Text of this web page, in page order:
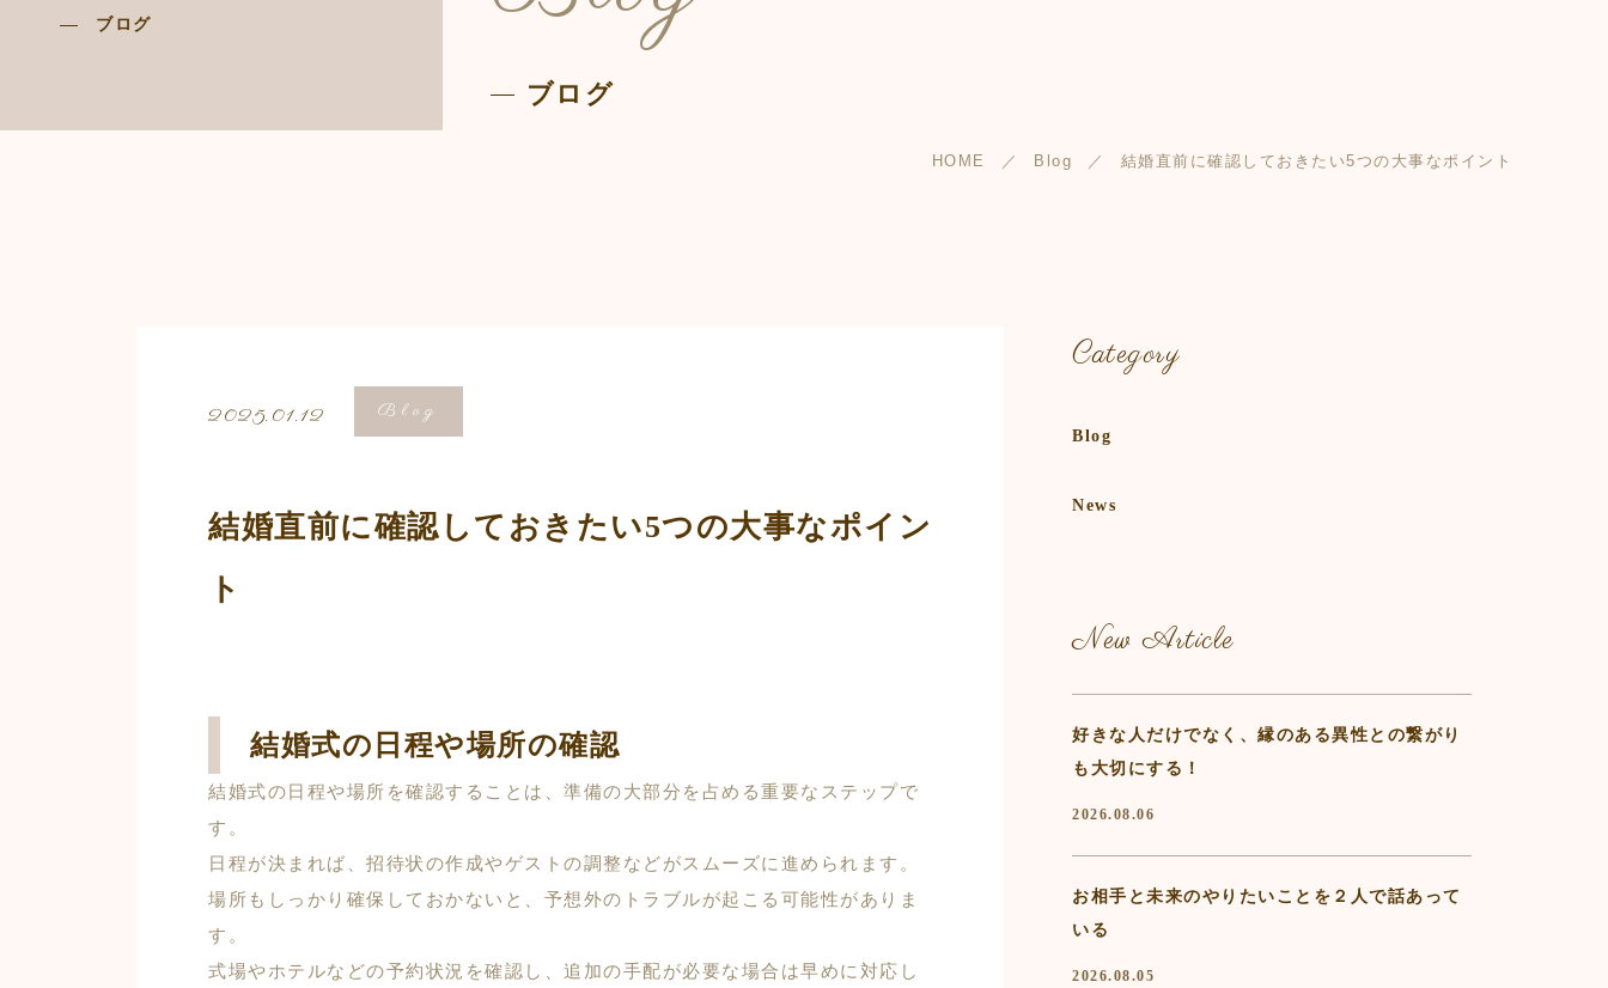
ブログ
ブログ
HOME Blog 結婚直前に確認しておきたい5つの大事なポイント
2025.01.12 Blog
結婚直前に確認しておきたい5つの大事なポイン
ト
結婚式の日程や場所の確認
結婚式の日程や場所を確認することは、準備の大部分を占める重要なステップで
す。
日程が決まれば、招待状の作成やゲストの調整などがスムーズに進められます。
場所もしっかり確保しておかないと、予想外のトラブルが起こる可能性がありま
す。
式場やホテルなどの予約状況を確認し、追加の手配が必要な場合は早めに対応し
Category
Blog
News
New Article
好きな人だけでなく、縁のある異性との繋がり
も大切にする！
2026.08.06
お相手と未来のやりたいことを２人で話あって
いる
2026.08.05